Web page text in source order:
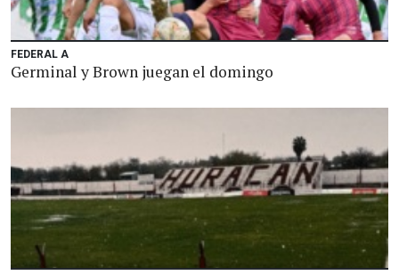
FEDERAL A
Germinal y Brown juegan el domingo